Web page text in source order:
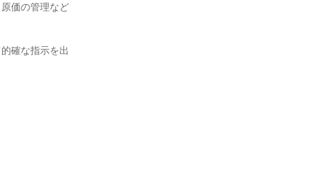
価の管理など
確な指示を出